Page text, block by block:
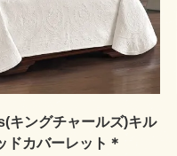
キングチャールズ)キル
ドカバーレット＊